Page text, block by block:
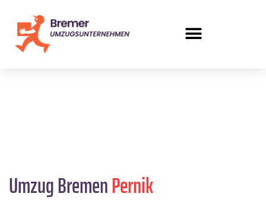
Umzug BremenPernik